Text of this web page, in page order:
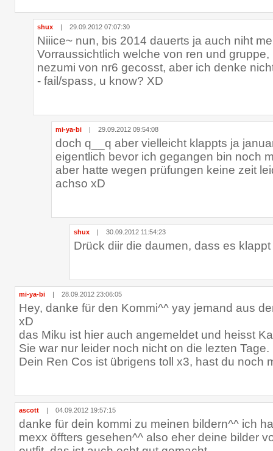
shux | 29.09.2012 07:07:30
Niiice~ nun, bis 2014 dauerts ja auch niht
Vorraussichtlich welche von ren und
nezumi von nr6 gecosst, aber ich denke
- fail/spass, u know? XD
mi-ya-bi | 29.09.2012 09:54:08
doch q__q aber vielleicht klappts ja
eigentlich bevor ich gegangen bin noch
aber hatte wegen prüfungen keine zeit
achso xD
shux | 30.09.2012 11:54:23
Drück diir die daumen, dass es klappt
mi-ya-bi | 28.09.2012 23:06:05
Hey, danke für den Kommi^^ yay jemand aus
xD
das Miku ist hier auch angemeldet und heisst
Sie war nur leider noch nicht on die lezten Tage.
Dein Ren Cos ist übrigens toll x3, hast du noch
ascott | 04.09.2012 19:57:15
danke für dein kommi zu meinen bildern^^ ich
mexx öffters gesehen^^ also eher deine bilder